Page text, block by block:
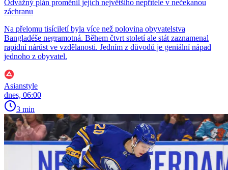
Odvážný plán proměnil jejich největšího nepřítele v nečekanou
záchranu
Na přelomu tisíciletí byla více než polovina obyvatelstva
Bangladéše negramotná. Během čtvrt století ale stát zaznamenal
rapidní nárůst ve vzdělanosti. Jedním z důvodů je geniální nápad
jednoho z obyvatel.
Asianstyle
dnes, 06:00
3 min